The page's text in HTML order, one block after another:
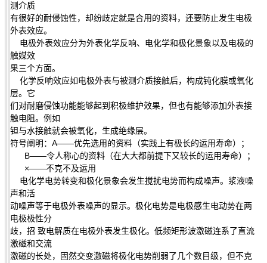
测介质
有很好的耐侵蚀性，却纷歧定就是合用的资料，还要防止发生电极
外表效应。
电极外表效应分为外表化学反响、电化学和极化景象以及电极的
触媒效
果三个方面。
化学反响效应如电极外表与被测介质接触后，构成钝化膜或氧化
层。它
们对耐磨侵蚀功能能够起到积极维护效果，但也有能够添加外表接
触电阻。例如
钽与水接触就会被氧化，生成绝缘层。
符号阐明：A——优先选用的资料（实践上有极长的运用寿命）；
B——令人称心的资料（在大大都前提下又较长的运用寿命）；
×——不克不及运用
电化学电势转变和极化景象会发生搅扰电势而构成噪声。浆液噪
声和活
动噪声等于电极外表噪声的显示。极化电势是电极感生电动势在两
电极极性分
歧，招 致电解质在电极外表发生极化。低频矩形波激磁连系了直流
激磁和交流
激磁的长处，固然交变激磁将极化电势削弱了几个数目级，但不克